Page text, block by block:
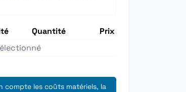
Quantité
Prix
compte les coûts matériels, la